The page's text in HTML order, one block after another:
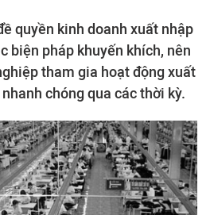
quyền kinh doanh xuất nhập
biện pháp khuyến khích, nên
tham gia hoạt động xuất
chóng qua các thời kỳ.